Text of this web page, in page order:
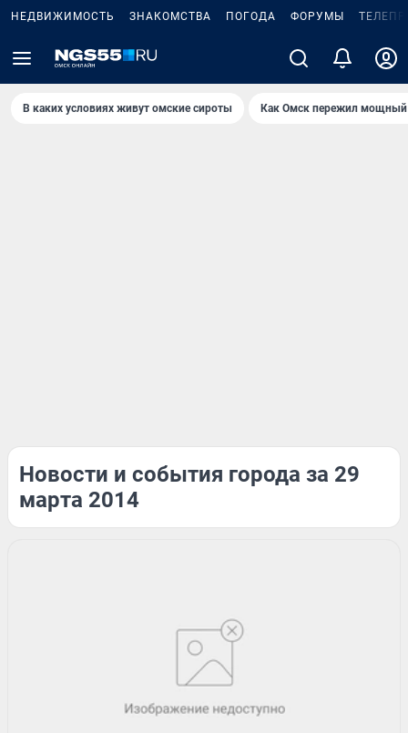
НЕДВИЖИМОСТЬ ЗНАКОМСТВА ПОГОДА ФОРУМЫ
В каких условиях живут омские сироты Как Омск пережил мощный
Новости и события города за 29
марта 2014